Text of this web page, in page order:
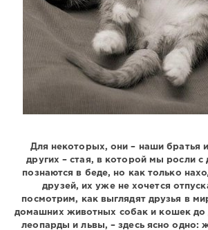
Для некоторых, они – наши братья
других – стая, в которой мы росли с
познаются в беде, но как только
друзей, их уже не хочется
посмотрим, как выглядят друзья в
домашних животных собак и кошек до
леопарды и львы, – здесь ясно одно: